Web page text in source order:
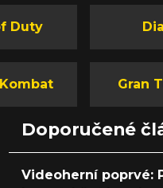
Duty
Gran
Doporučené
Videoherní poprvé: